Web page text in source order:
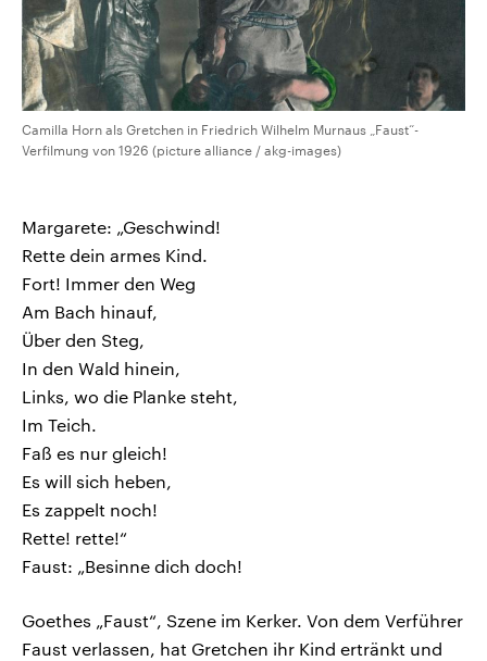
Camilla Horn als Gretchen in Friedrich Wilhelm Murnaus „Faust“-
Verfilmung von 1926 (picture alliance / akg-images)
Margarete: „Geschwind!
Rette dein armes Kind.
Fort! Immer den Weg
Am Bach hinauf,
Über den Steg,
In den Wald hinein,
Links, wo die Planke steht,
Im Teich.
Faß es nur gleich!
Es will sich heben,
Es zappelt noch!
Rette! rette!“
Faust: „Besinne dich doch!
Goethes „Faust“, Szene im Kerker. Von dem Verführer
Faust verlassen, hat Gretchen ihr Kind ertränkt und